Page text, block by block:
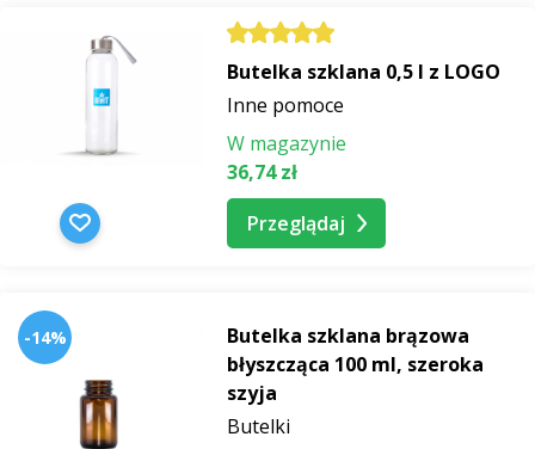
Butelka szklana 0,5 l z LOGO
Inne pomoce
W magazynie
36,74 zł
Przeglądaj
-14%
Butelka szklana brązowa
błyszcząca 100 ml, szeroka
szyja
Butelki